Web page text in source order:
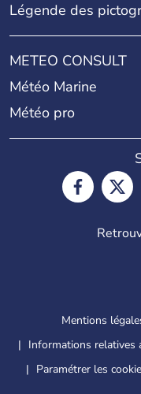
Légende des
METEO CONSULT
Météo Marine
Météo pro
Mentions
Informations relatives
Paramétrer les